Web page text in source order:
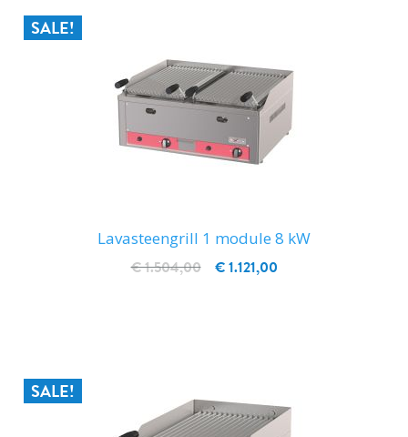
SALE!
Lavasteengrill 1 module 8 kW
€ 1.121,00
€ 1.504,00
SALE!